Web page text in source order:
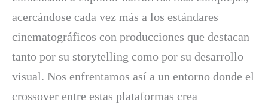
acercándose cada vez más a los estándares
cinematográficos con producciones que destacan
tanto por su storytelling como por su desarrollo
visual. Nos enfrentamos así a un entorno donde el
crossover entre estas plataformas crea